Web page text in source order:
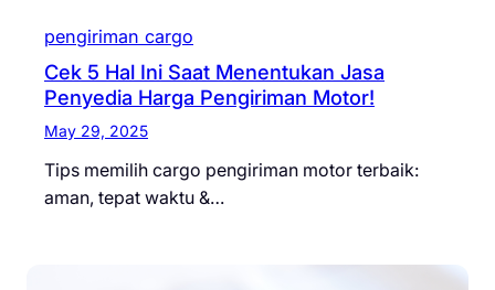
pengiriman cargo
Cek 5 Hal Ini Saat Menentukan Jasa
Penyedia Harga Pengiriman Motor!
May 29, 2025
Tips memilih cargo pengiriman motor terbaik:
aman, tepat waktu &…